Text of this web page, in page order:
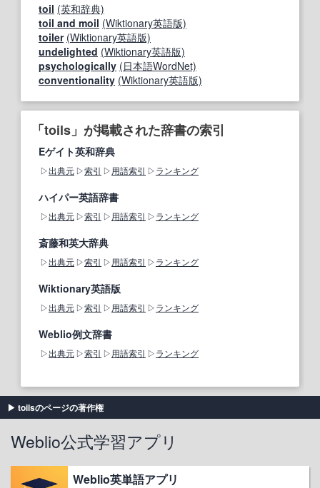
toil (英和辞典)
toil and moil (Wiktionary英語版)
toiler (Wiktionary英語版)
undelighted (Wiktionary英語版)
psychologically (日本語WordNet)
conventionality (Wiktionary英語版)
「toils」が掲載された辞書の索引
Eゲイト英和辞典
出典元 索引 用語索引 ランキング
ハイパー英語辞書
出典元 索引 用語索引 ランキング
斎藤和英大辞典
出典元 索引 用語索引 ランキング
Wiktionary英語版
出典元 索引 用語索引 ランキング
Weblio例文辞書
出典元 索引 用語索引 ランキング
toilsのページの著作権
Weblio公式学習アプリ
Weblio英単語アプリ